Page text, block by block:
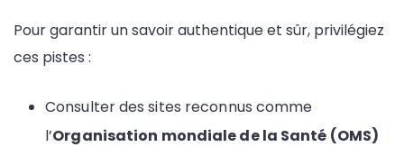
Pour garantir un savoir authentique et sûr, privilégiez
ces pistes :
Consulter des sites reconnus comme
l’Organisation mondiale de la Santé (OMS)